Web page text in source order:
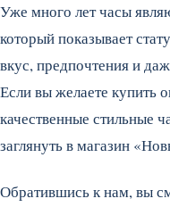
Уже много лет часы
который показывает
вкус, предпочтения и
Если вы желаете купить
качественные стильные
заглянуть в магазин
Обратившись к нам, вы